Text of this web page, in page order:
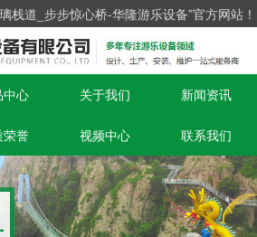
栈道_步步惊心桥-华隆游乐设备”官方网站！
中心 关于我们 新闻资讯
荣誉 视频中心 联系我们